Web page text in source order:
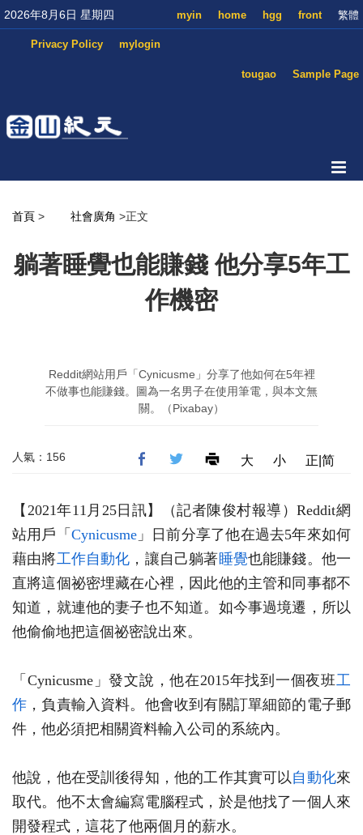
2026年8月6日 星期四 繁體
front
hgg
home
myin
mylogin
Privacy Policy
Sample Page
tougao
首頁 > 社會廣角 >正文
躺著睡覺也能賺錢 他分享5年工
作機密
Reddit網站用戶「Cynicusme」分享了他如何在5年裡
不做事也能賺錢。圖為一名男子在使用筆電，與本文無
關。（Pixabay）
人氣：156 大 小 正|简
【2021年11月25日訊】（記者陳俊村報導）Reddit網
站用戶「 Cynicusme」日前分享了他在過去5年來如何
藉由將工作自動化 ，讓自己躺著睡覺也能賺錢。他一
直將這個祕密埋藏在心裡，因此他的主管和同事都不
知道，就連他的妻子也不知道。如今事過境遷，所以
他偷偷地把這個祕密說出來。
「Cynicusme」發文說，他在2015年找到一個夜班工
作 ，負責輸入資料。他會收到有關訂單細節的電子郵
件，他必須把相關資料輸入公司的系統內。
他說，他在受訓後得知，他的工作其實可以自動化來
取代。他不太會編寫電腦程式，於是他找了一個人來
開發程式，這花了他兩個月的薪水。